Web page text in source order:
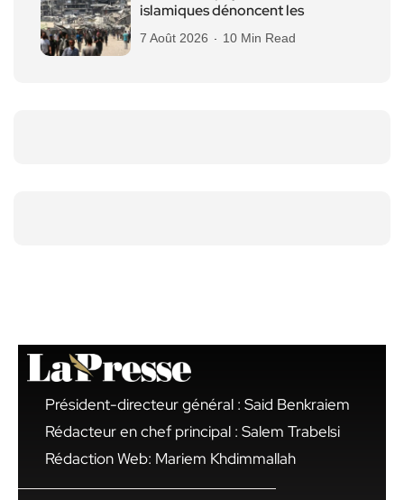
islamiques dénoncent les
7 Août 2026 10 Min Read
Président-directeur général : Said Benkraiem
Rédacteur en chef principal : Salem Trabelsi
Rédaction Web: Mariem Khdimmallah